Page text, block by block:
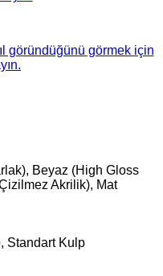
göründüğünü görmek için
Beyaz (High Gloss
Akrilik), Mat
Standart Kulp